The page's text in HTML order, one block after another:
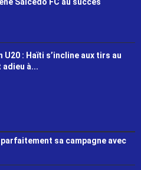
U20 : Haïti s’incline aux tirs au
adieu à...
sa campagne avec